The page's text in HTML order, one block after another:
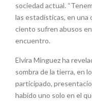
sociedad actual.
las estadísticas, en una
ciento sufren abusos
encuentro.
Elvira Mínguez ha
sombra de la tierra, en
participado,
habido uno solo en el